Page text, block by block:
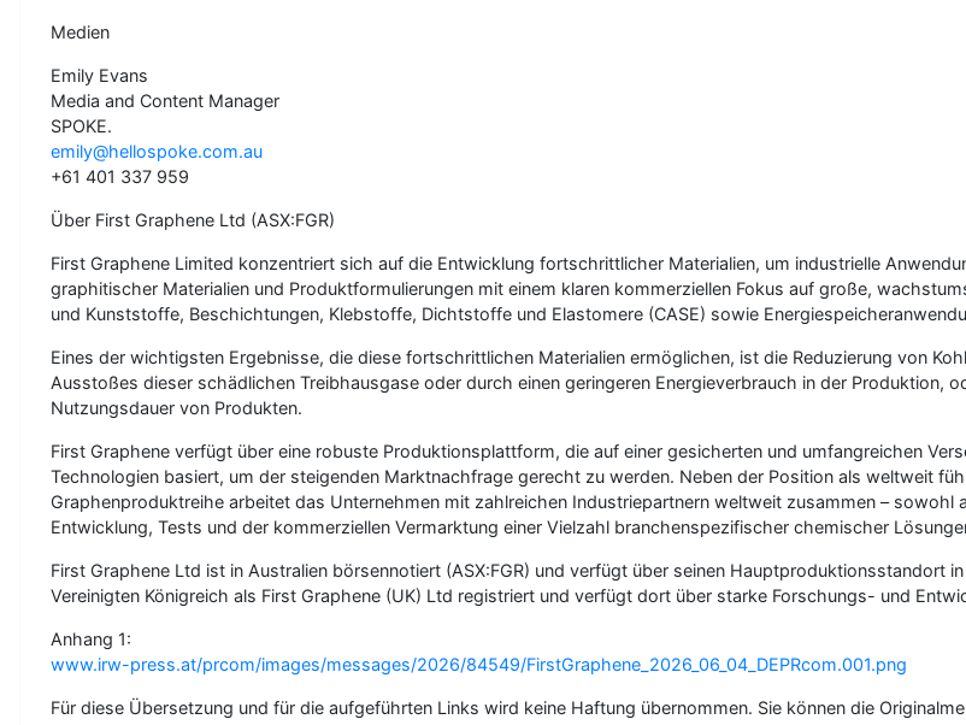
Medien
Emily Evans
Media and Content Manager
SPOKE.
emily@hellospoke.com.au
+61 401 337 959
Über First Graphene Ltd (ASX:FGR)
First Graphene Limited konzentriert sich auf die Entwicklung fortschrittlicher Materialien, um industrielle
graphitischer Materialien und Produktformulierungen mit einem klaren kommerziellen Fokus auf große,
und Kunststoffe, Beschichtungen, Klebstoffe, Dichtstoffe und Elastomere (CASE) sowie
Eines der wichtigsten Ergebnisse, die diese fortschrittlichen Materialien ermöglichen, ist die Reduzierung von
Ausstoßes dieser schädlichen Treibhausgase oder durch einen geringeren Energieverbrauch in der Produktion,
Nutzungsdauer von Produkten.
First Graphene verfügt über eine robuste Produktionsplattform, die auf einer gesicherten und umfangreichen
Technologien basiert, um der steigenden Marktnachfrage gerecht zu werden. Neben der Position als weltweit
Graphenproduktreihe arbeitet das Unternehmen mit zahlreichen Industriepartnern weltweit zusammen – sowohl
Entwicklung, Tests und der kommerziellen Vermarktung einer Vielzahl branchenspezifischer chemischer
First Graphene Ltd ist in Australien börsennotiert (ASX:FGR) und verfügt über seinen Hauptproduktionsstandort
Vereinigten Königreich als First Graphene (UK) Ltd registriert und verfügt dort über starke Forschungs- und
Anhang 1:
www.irw-press.at/prcom/images/messages/2026/84549/FirstGraphene_2026_06_04_DEPRcom.001.png
Für diese Übersetzung und für die aufgeführten Links wird keine Haftung übernommen. Sie können die